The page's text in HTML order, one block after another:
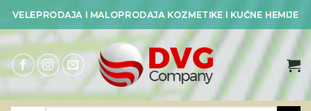
Skip
content
VELEPRODAJA I MALOPRODAJA KOZMETIKE I KUĆNE HEMIJE